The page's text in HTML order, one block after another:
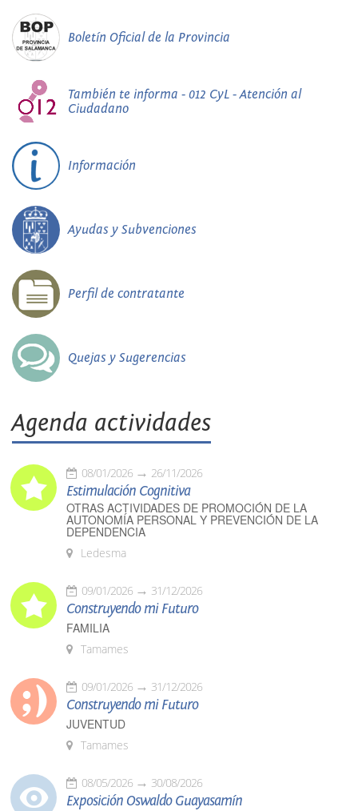
Boletín Oficial de la Provincia
También te informa - 012 CyL - Atención al
Ciudadano
Información
Ayudas y Subvenciones
Perfil de contratante
Quejas y Sugerencias
Agenda actividades
08/01/2026 26/11/2026
Estimulación Cognitiva
OTRAS ACTIVIDADES DE PROMOCIÓN DE LA
AUTONOMÍA PERSONAL Y PREVENCIÓN DE LA
DEPENDENCIA
Ledesma
09/01/2026 31/12/2026
Construyendo mi Futuro
FAMILIA
Tamames
09/01/2026 31/12/2026
Construyendo mi Futuro
JUVENTUD
Tamames
08/05/2026 30/08/2026
Exposición Oswaldo Guayasamín